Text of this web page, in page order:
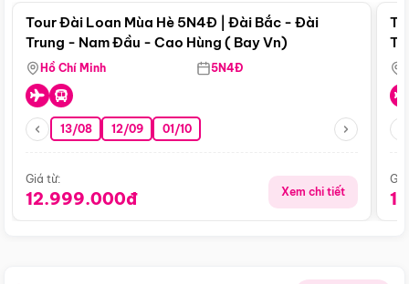
Tour Đài Loan Mùa Hè 5N4Đ | Đài Bắc - Đài
Trung - Nam Đầu - Cao Hùng ( Bay Vn)
Hồ Chí Minh 5N4Đ
13/08 12/09 01/10
Giá từ:
12.999.000đ Xem chi tiết